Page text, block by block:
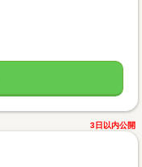
3日以内公開